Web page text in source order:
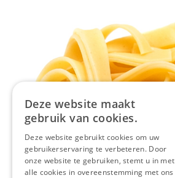
Deze website maakt
gebruik van cookies.
Deze website gebruikt cookies om uw
gebruikerservaring te verbeteren. Door
onze website te gebruiken, stemt u in met
alle cookies in overeenstemming met ons